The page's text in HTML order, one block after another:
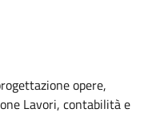
opere,
Lavori, contabilità e